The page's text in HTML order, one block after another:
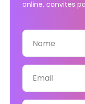
online, convites
Nome
Email